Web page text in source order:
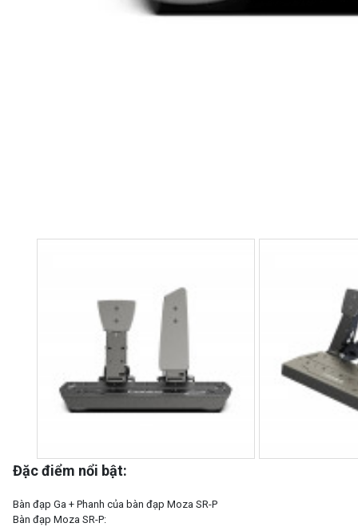
Đặc điểm nổi bật:
Bàn đạp Ga + Phanh của bàn đạp Moza SR-P
Bàn đạp Moza SR-P: